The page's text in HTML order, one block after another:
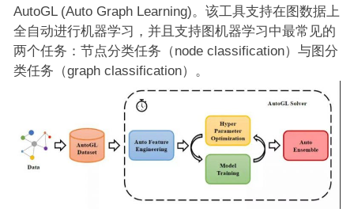
AutoGL (Auto Graph Learning)。该工具支持在图数据上
全自动进行机器学习，并且支持图机器学习中最常见的
两个任务：节点分类任务（node classification）与图分
类任务（graph classification）。